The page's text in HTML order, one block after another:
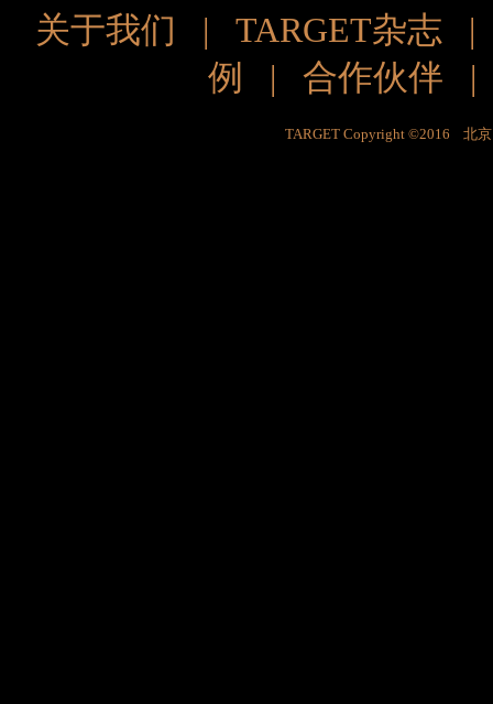
关于我们 | TARGET杂志
例
| 合作伙伴
TARGET Copyright ©2016 北